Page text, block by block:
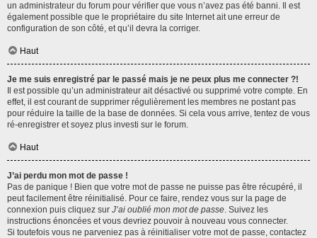
un administrateur du forum pour vérifier que vous n’avez pas été banni. Il est
également possible que le propriétaire du site Internet ait une erreur de
configuration de son côté, et qu’il devra la corriger.
Haut
Je me suis enregistré par le passé mais je ne peux plus me connecter ?!
Il est possible qu’un administrateur ait désactivé ou supprimé votre compte. En
effet, il est courant de supprimer régulièrement les membres ne postant pas
pour réduire la taille de la base de données. Si cela vous arrive, tentez de vous
ré-enregistrer et soyez plus investi sur le forum.
Haut
J’ai perdu mon mot de passe !
Pas de panique ! Bien que votre mot de passe ne puisse pas être récupéré, il
peut facilement être réinitialisé. Pour ce faire, rendez vous sur la page de
connexion puis cliquez sur J’ai oublié mon mot de passe. Suivez les
instructions énoncées et vous devriez pouvoir à nouveau vous connecter.
Si toutefois vous ne parveniez pas à réinitialiser votre mot de passe, contactez